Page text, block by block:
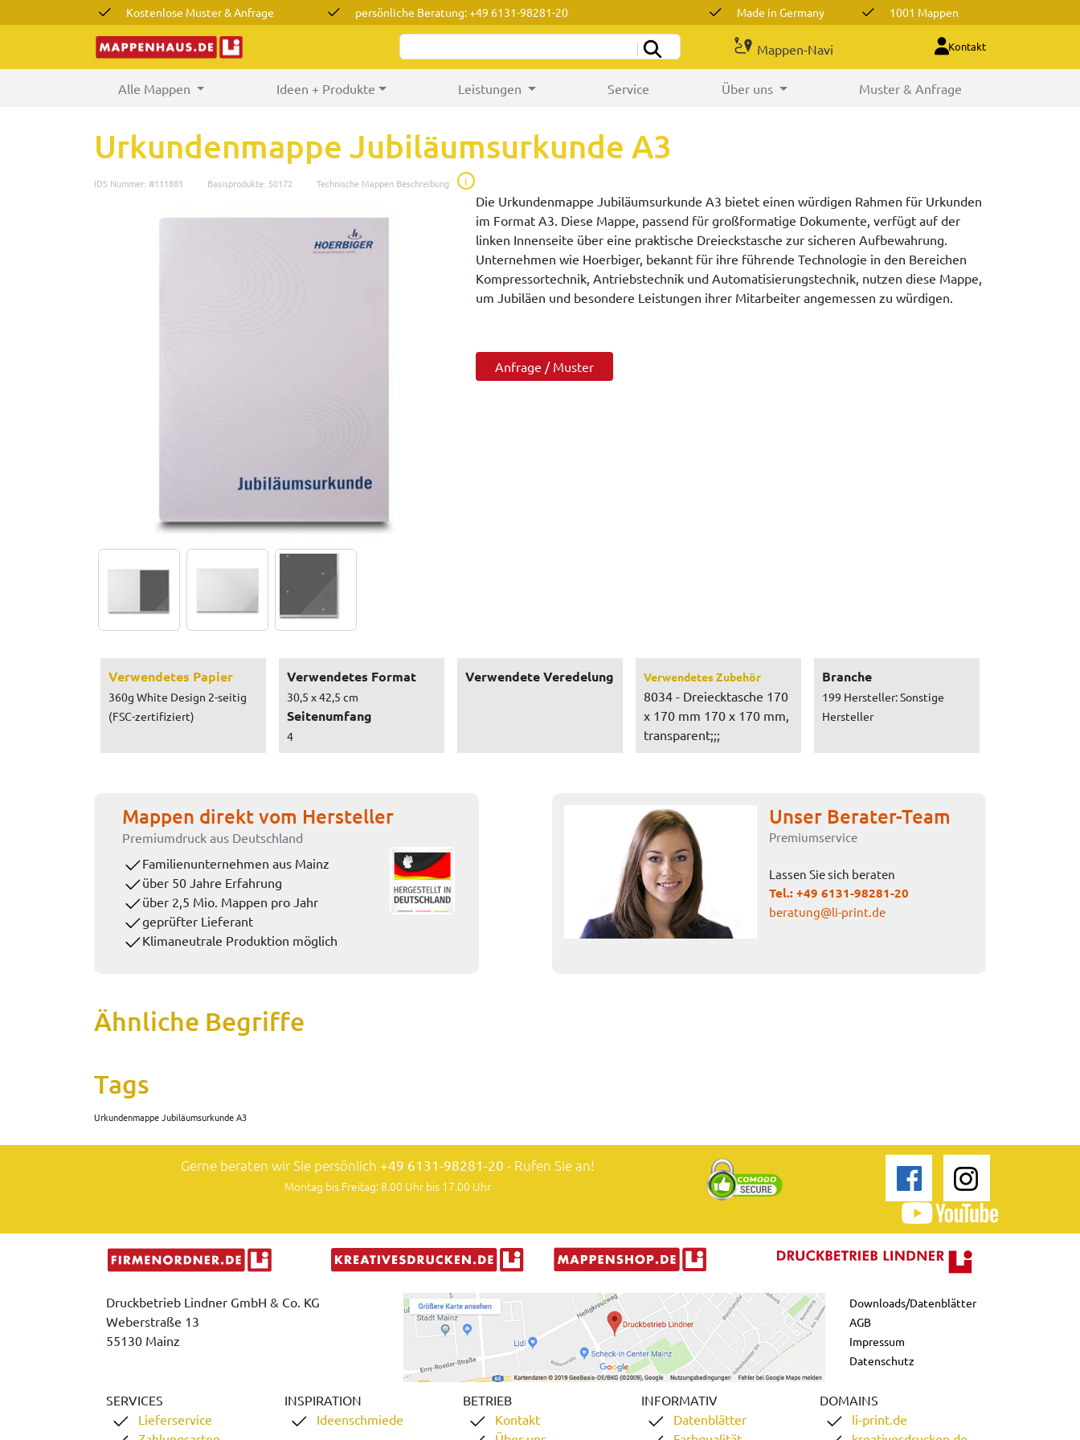
Kostenlose Muster & Anfrage persönliche Beratung: +49 6131-98281-20 Made in Germany 1001 Mappen
Mappen-Navi Kontakt
Alle Mappen (current) Ideen + Produkte Leistungen Service Über uns Muster & Anfrage
Urkundenmappe Jubiläumsurkunde A3
IDS Nummer: #111881 Basisprodukte: 50172 Technische Mappen Beschreibung i
Die Urkundenmappe Jubiläumsurkunde A3 bietet einen würdigen Rahmen für Urkunden
im Format A3. Diese Mappe, passend für großformatige Dokumente, verfügt auf der
linken Innenseite über eine praktische Dreieckstasche zur sicheren Aufbewahrung.
Unternehmen wie Hoerbiger, bekannt für ihre führende Technologie in den Bereichen
Kompressortechnik, Antriebstechnik und Automatisierungstechnik, nutzen diese Mappe,
um Jubiläen und besondere Leistungen ihrer Mitarbeiter angemessen zu würdigen.
Anfrage / Muster
Verwendetes Papier
360g White Design 2-seitig
(FSC-zertifiziert)
Verwendetes Format
30,5 x 42,5 cm
Seitenumfang
4
Verwendete Veredelung Verwendetes Zubehör
8034 - Dreiecktasche 170
x 170 mm 170 x 170 mm,
transparent;;;
Branche
199 Hersteller: Sonstige
Hersteller
Mappen direkt vom Hersteller
Premiumdruck aus Deutschland
Familienunternehmen aus Mainz
über 50 Jahre Erfahrung
über 2,5 Mio. Mappen pro Jahr
geprüfter Lieferant
Klimaneutrale Produktion möglich
Unser Berater-Team
Premiumservice
Lassen Sie sich beraten
Tel.: +49 6131-98281-20
beratung@li-print.de
Ähnliche Begriffe
Tags
Urkundenmappe Jubiläumsurkunde A3
Gerne beraten wir Sie persönlich +49 6131-98281-20 - Rufen Sie an!
Montag bis Freitag: 8.00 Uhr bis 17.00 Uhr
Druckbetrieb Lindner GmbH & Co. KG
Weberstraße 13
55130 Mainz
Downloads/Datenblätter
AGB
Impressum
Datenschutz
SERVICES
Lieferservice
INSPIRATION
Ideenschmiede
BETRIEB
Kontakt
INFORMATIV
Datenblätter
DOMAINS
li-print.de